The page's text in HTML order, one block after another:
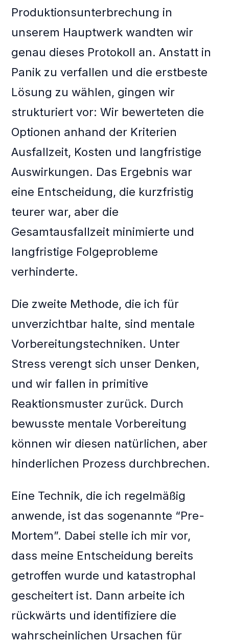
Produktionsunterbrechung in
unserem Hauptwerk wandten wir
genau dieses Protokoll an. Anstatt in
Panik zu verfallen und die erstbeste
Lösung zu wählen, gingen wir
strukturiert vor: Wir bewerteten die
Optionen anhand der Kriterien
Ausfallzeit, Kosten und langfristige
Auswirkungen. Das Ergebnis war
eine Entscheidung, die kurzfristig
teurer war, aber die
Gesamtausfallzeit minimierte und
langfristige Folgeprobleme
verhinderte.
Die zweite Methode, die ich für
unverzichtbar halte, sind mentale
Vorbereitungstechniken. Unter
Stress verengt sich unser Denken,
und wir fallen in primitive
Reaktionsmuster zurück. Durch
bewusste mentale Vorbereitung
können wir diesen natürlichen, aber
hinderlichen Prozess durchbrechen.
Eine Technik, die ich regelmäßig
anwende, ist das sogenannte “Pre-
Mortem”. Dabei stelle ich mir vor,
dass meine Entscheidung bereits
getroffen wurde und katastrophal
gescheitert ist. Dann arbeite ich
rückwärts und identifiziere die
wahrscheinlichen Ursachen für